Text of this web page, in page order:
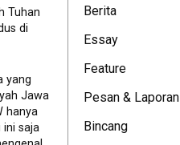
Tuhan
di
yang
Jawa
hanya
ini saja
Berita
Essay
Feature
Pesan & Laporan
Bincang